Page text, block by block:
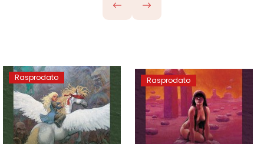
Rasprodato Rasprodato